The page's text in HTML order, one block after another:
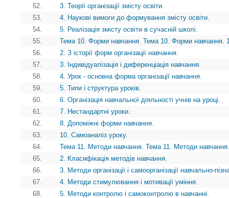
52.
3. Теорії організації змісту освіти.
53.
4. Наукові вимоги до формування змісту освіти.
54.
5. Реалізація змісту освіти в сучасній школі.
55.
Тема 10. Форми навчання. Тема 10. Форми навчання.
56.
2. З історії форм організації навчання.
57.
3. Індивідуалізація і диференціація навчання.
58.
4. Урок - основна форма організації навчання.
59.
5. Типи і структура уроків.
60.
6. Організація навчальної діяльності учнів на уроці.
61.
7. Нестандартні уроки.
62.
8. Допоміжні форми навчання.
63.
10. Самоаналіз уроку.
64.
Тема 11. Методи навчання. Тема 11. Методи
65.
2. Класифікація методів навчання.
66.
3. Методи організації і самоорганізації навчально-
67.
4. Методи стимулювання і мотивації уміння.
68.
5. Методи контролю і самоконтролю в навчанні.